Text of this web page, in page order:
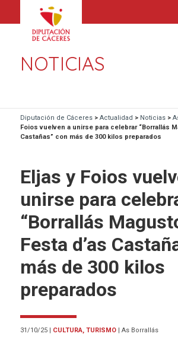
NOTICIAS
Diputación de Cáceres> Actualidad > Noticias>
Foios vuelven a unirse para celebrar “Borrallás
Castañas” con más de 300 kilos preparados
Eljas y Foios
unirse para
“Borrallás
Festa d’as
más de 300 kilos
preparados
31/10/25 | CULTURA, TURISMO | As Borrallás